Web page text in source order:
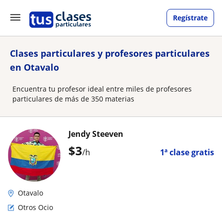
Regístrate
Clases particulares y profesores particulares
en Otavalo
Encuentra tu profesor ideal entre miles de profesores
particulares de más de 350 materias
$3/h 1ª clase gratis
Jendy Steeven
Otavalo
Otros Ocio